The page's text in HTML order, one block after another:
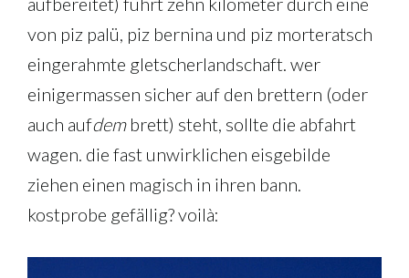
von piz palü, piz bernina und piz morteratsch
eingerahmte gletscherlandschaft. wer
einigermassen sicher auf den brettern (oder
auch aufdembrett) steht, sollte die abfahrt
wagen. die fast unwirklichen eisgebilde
ziehen einen magisch in ihren bann.
kostprobe gefällig? voilà: